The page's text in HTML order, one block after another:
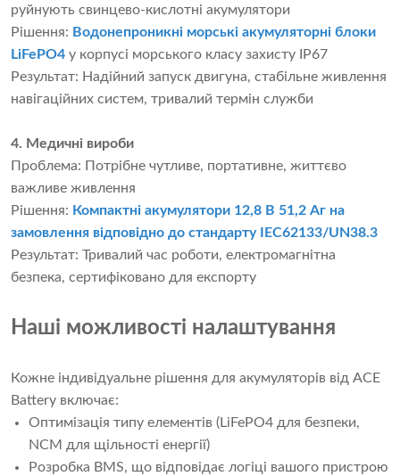
руйнують свинцево-кислотні акумулятори
Рішення: Водонепроникні морські акумуляторні блоки
LiFePO4 у корпусі морського класу захисту IP67
Результат: Надійний запуск двигуна, стабільне живлення
навігаційних систем, тривалий термін служби
4. Медичні вироби
Проблема: Потрібне чутливе, портативне, життєво
важливе живлення
Рішення: Компактні акумулятори 12,8 В 51,2 Аг на
замовлення відповідно до стандарту IEC62133/UN38.3
Результат: Тривалий час роботи, електромагнітна
безпека, сертифіковано для експорту
Наші можливості налаштування
Кожне індивідуальне рішення для акумуляторів від ACE
Battery включає:
Оптимізація типу елементів (LiFePO4 для безпеки,
NCM для щільності енергії)
Розробка BMS, що відповідає логіці вашого пристрою